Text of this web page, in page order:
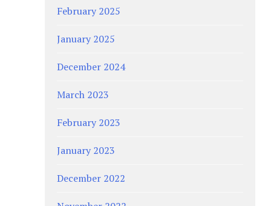
February 2025
January 2025
December 2024
March 2023
February 2023
January 2023
December 2022